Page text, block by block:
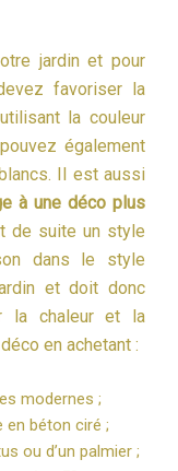
jardin et pour
favoriser la
la couleur
également
Il est aussi
à une déco plus
de suite un style
dans le style
et doit donc
la chaleur et la
en achetant :
modernes ;
en béton ciré ;
ou d’un palmier ;